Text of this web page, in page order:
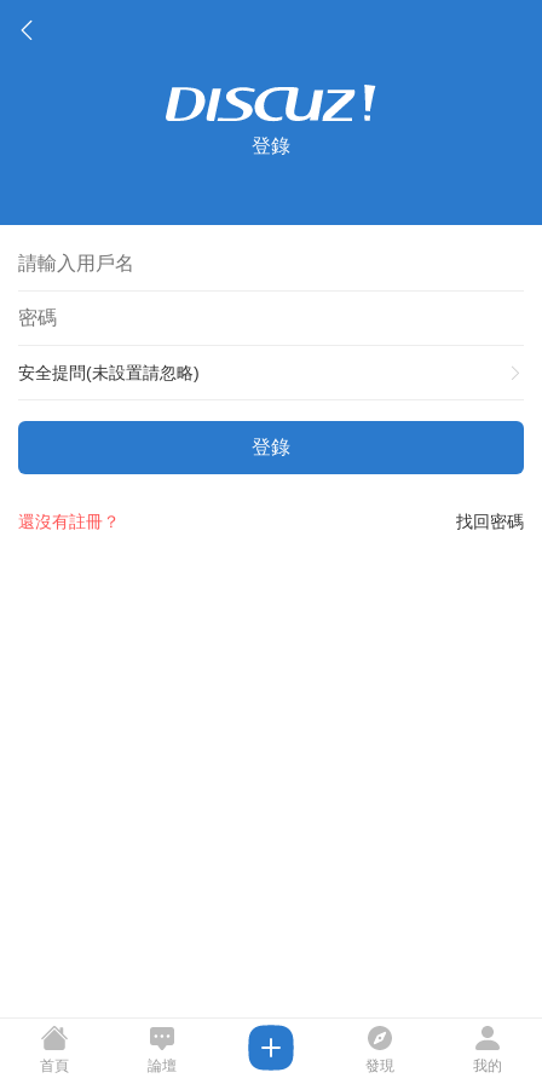
登錄
安全提問(未設置請忽略)
登錄
找回密碼
還沒有註冊？
首頁 論壇 發現 我的